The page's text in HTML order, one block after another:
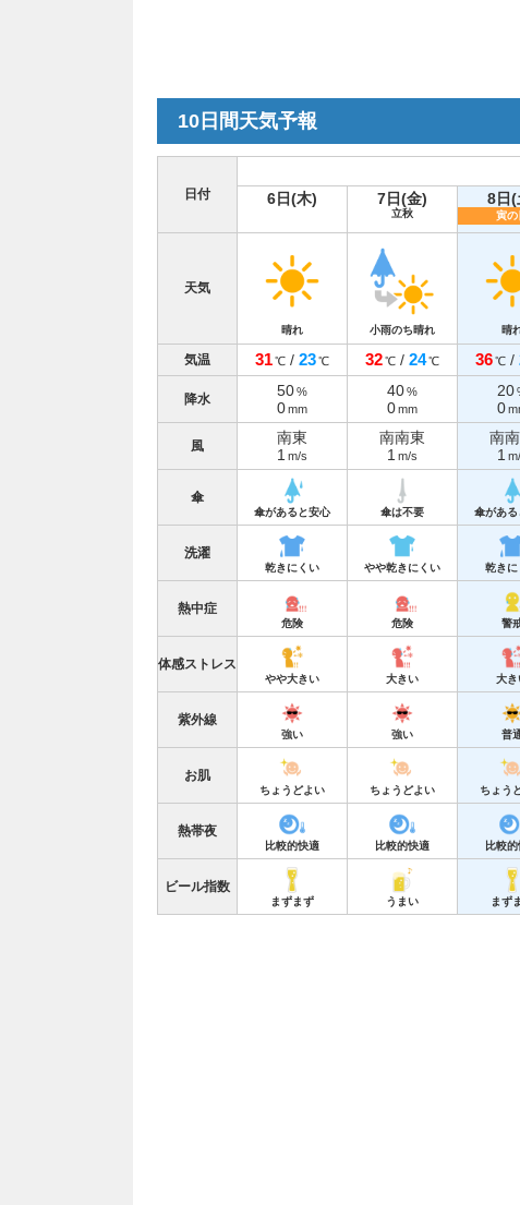
10日間天気予報
日付
6日(木)
7日(金)
立秋
8日(
寅の
天気
晴れ 小雨のち晴れ 晴
気温 31℃ / 23℃ 32℃ / 24℃ 36℃ /
降水 50%
0mm
40%
0mm
20
0
風
南東
1 m/s
南南東
1 m/s
南
1
傘
傘があると安心 傘は不要 傘がある
洗濯
乾きにくい やや乾きにくい 乾きに
熱中症
危険 危険 警
体感ストレス
やや大きい 大きい 大き
紫外線
強い 強い 普
お肌
ちょうどよい ちょうどよい ちょう
熱帯夜
比較的快適 比較的快適 比較
ビール指数
まずまず うまい まず